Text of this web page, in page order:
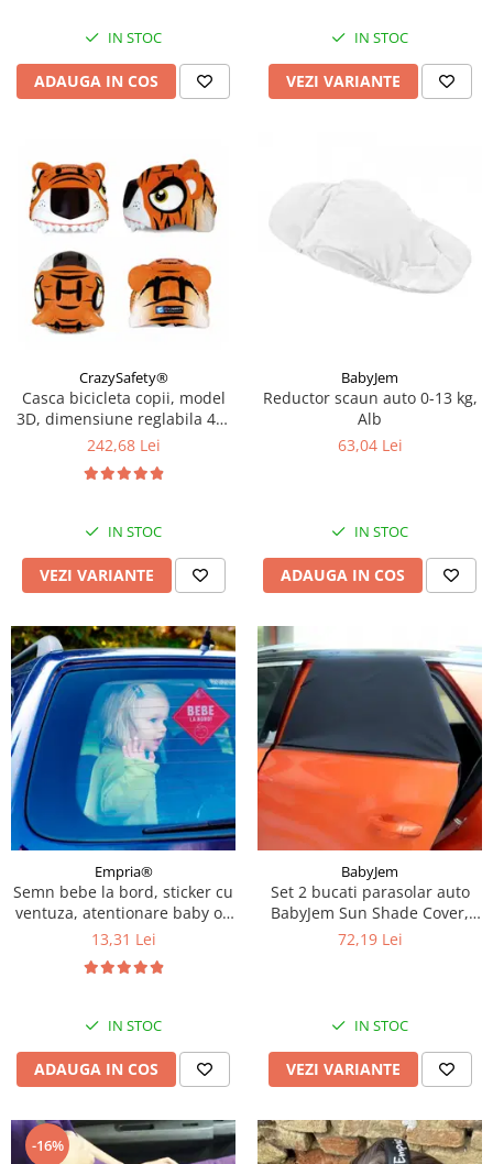
IN STOC
ADAUGA IN COS
IN STOC
VEZI VARIANTE
CrazySafety®
Casca bicicleta copii, model
3D, dimensiune reglabila 49-
55 cm, 2-7 ani, Diverse
242,68 Lei
IN STOC
VEZI VARIANTE
BabyJem
Reductor scaun auto 0-13 kg,
Alb
63,04 Lei
IN STOC
ADAUGA IN COS
Empria®
Semn bebe la bord, sticker cu
ventuza, atentionare baby on
board, siguranta auto,
13,31 Lei
IN STOC
ADAUGA IN COS
BabyJem
Set 2 bucati parasolar auto
BabyJem Sun Shade Cover,
Diverse marimi
72,19 Lei
IN STOC
VEZI VARIANTE
-16%